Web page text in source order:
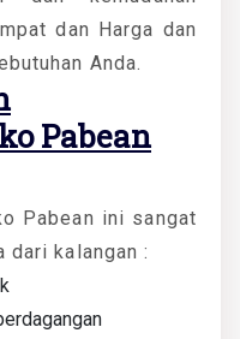
dan Harga dan
Anda.
Pabean
Pabean ini sangat
kalangan :